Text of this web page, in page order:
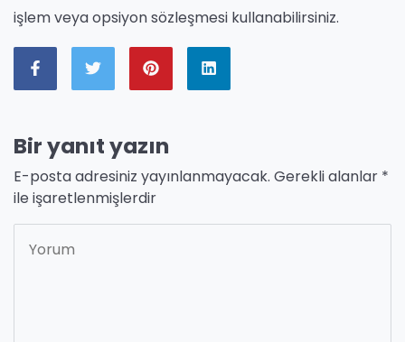
işlem veya opsiyon sözleşmesi kullanabilirsiniz.
Bir yanıt yazın
E-posta adresiniz yayınlanmayacak. Gerekli alanlar *
ile işaretlenmişlerdir